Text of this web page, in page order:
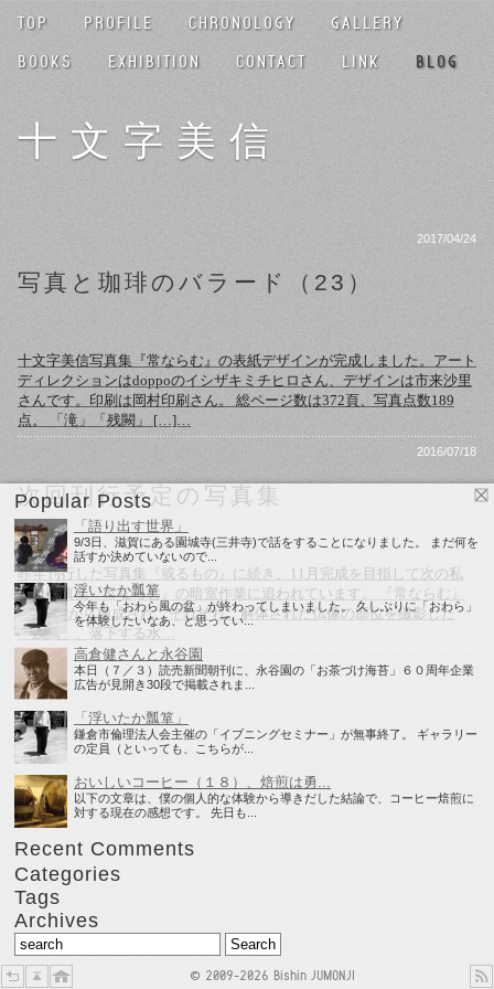
TOP PROFILE CHRONOLOGY
GALLERY
BOOKS
EXHIBITION CONTACT LINK BLOG
十文字美信
2017/04/24
写真と珈琲のバラード（23）
十文字美信写真集『常ならむ』の表紙デザインが完成しました。アート
ディレクションはdoppoのイシザキミチヒロさん、デザインは市来沙里
さんです。印刷は岡村印刷さん。 総ページ数は372頁、写真点数189
点。 「滝」「残闕」 […]…
2016/07/18
次回刊行予定の写真集
昨年刊行した写真集『或るもの』に続き、11月完成を目指して次の私
家版写真集『常ならむ』の暗室作業に追われています。 『常ならむ』
は、5章から構成され、それぞれ、解体された仏像の部位を撮影した
「残闕」、落下する水…
Popular Posts
「語り出す世界」
9/3日、滋賀にある園城寺(三井寺)で話をすることになりました。 まだ何を
話すか決めていないので...
浮いたか瓢箪
今年も「おわら風の盆」が終わってしまいました。 久しぶりに「おわら」
を体験したいなあ、と思ってい...
高倉健さんと永谷園
本日（７／３）読売新聞朝刊に、永谷園の「お茶づけ海苔」６０周年企業
広告が見開き30段で掲載されま...
「浮いたか瓢箪」
鎌倉市倫理法人会主催の「イブニングセミナー」が無事終了。 ギャラリー
の定員（といっても、こちらが...
おいしいコーヒー（１８）、焙煎は勇...
以下の文章は、僕の個人的な体験から導きだした結論で、コーヒー焙煎に
対する現在の感想です。 先日も...
Recent Comments
Categories
Tags
Archives
© 2009-2026 Bishin JUMONJI